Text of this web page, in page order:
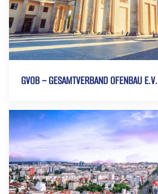
GVOB – GESAMTVERBAND OFENBAU E.V.